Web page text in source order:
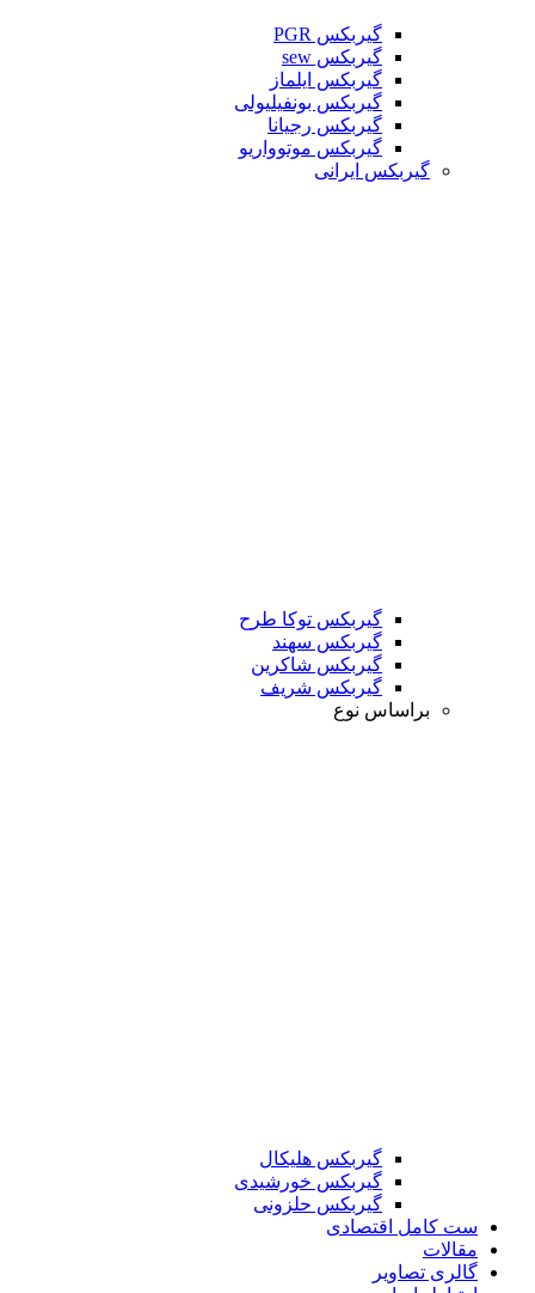
گیربکس PGR
گیربکس sew
گیربکس ایلماز
گیربکس بونفیلیولی
گیربکس رجیانا
گیربکس موتوواریو
گیربکس ایرانی
گیربکس توکا طرح
گیربکس سهند
گیربکس شاکرین
گیربکس شریف
براساس نوع
گیربکس هلیکال
گیربکس خورشیدی
گیربکس حلزونی
ست کامل اقتصادی
مقالات
گالری تصاویر